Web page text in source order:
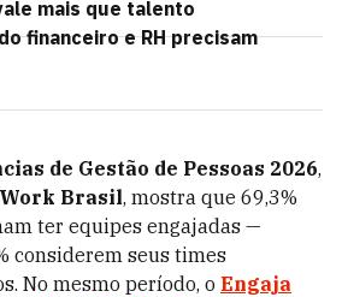
mais que talento
financeiro e RH precisam
de Gestão de Pessoas 2026,
Brasil, mostra que 69,3%
ter equipes engajadas —
considerem seus times
No mesmo período, o Engaja